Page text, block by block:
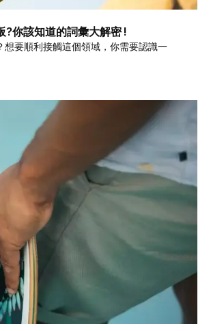
?你該知道的詞彙大解密 !
想要順利接觸這個領域，你需要認識一